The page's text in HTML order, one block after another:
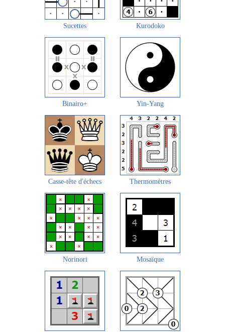
Sucettes Kurodoko
Binairo+ Yin-Yang
Casse-tête d'échecs Thermomètres
Norinori Mosaïque